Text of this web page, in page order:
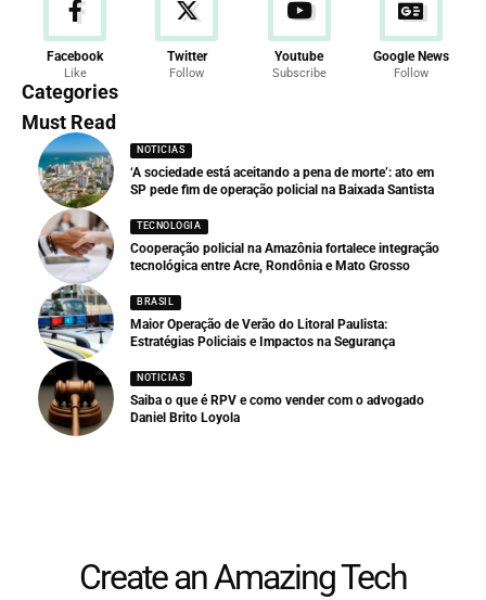
Facebook
Like
Twitter
Follow
Youtube
Subscribe
Google News
Follow
Categories
Must Read
NOTICIAS
‘A sociedade está aceitando a pena de morte’: ato em
SP pede fim de operação policial na Baixada Santista
TECNOLOGIA
Cooperação policial na Amazônia fortalece integração
tecnológica entre Acre, Rondônia e Mato Grosso
BRASIL
Maior Operação de Verão do Litoral Paulista:
Estratégias Policiais e Impactos na Segurança
NOTICIAS
Saiba o que é RPV e como vender com o advogado
Daniel Brito Loyola
Create an Amazing Tech